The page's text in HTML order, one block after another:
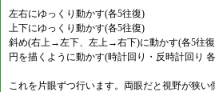
左右にゆっくり動かす(各5往復)
上下にゆっくり動かす(各5往復)
斜め(右上→左下、左上→右下)に動かす(各5往
円を描くように動かす(時計回り・反時計回り
これを片眼ずつ行います。両眼だと視野が狭